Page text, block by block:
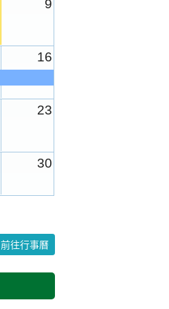
9
16
23
30
前往行事曆